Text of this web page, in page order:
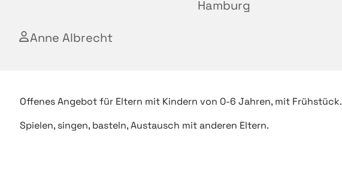
Hamburg
Anne Albrecht
Offenes Angebot für Eltern mit Kindern von 0-6 Jahren, mit Frühstück.
Spielen, singen, basteln, Austausch mit anderen Eltern.